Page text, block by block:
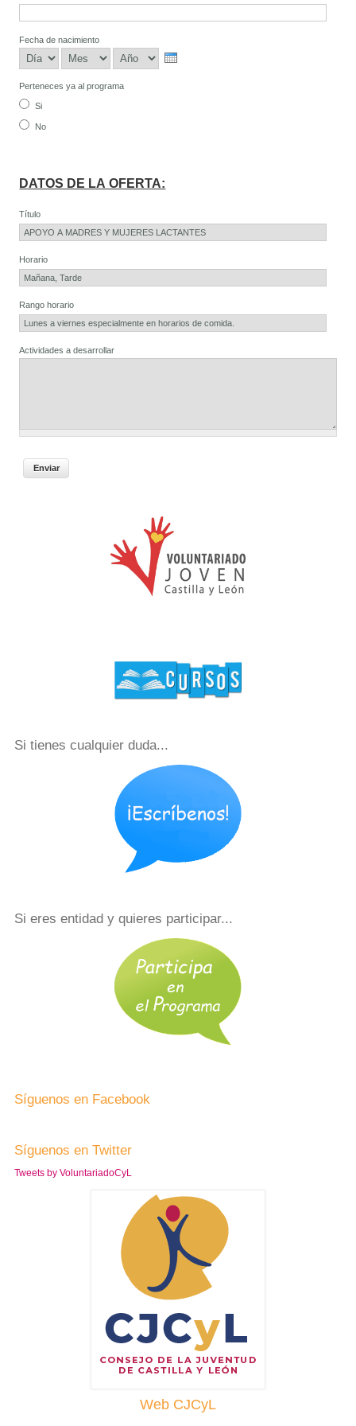
Fecha de nacimiento
Día
Mes Año
Perteneces ya al programa
Si
No
DATOS DE LA OFERTA:
Título
Horario
Rango horario
Actividades a desarrollar
Si tienes cualquier duda...
Si eres entidad y quieres participar...
Síguenos en Facebook
Síguenos en Twitter
Tweets by VoluntariadoCyL
Web CJCyL